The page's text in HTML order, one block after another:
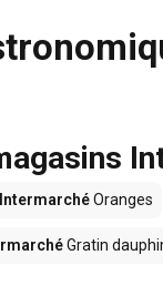
IntermarchéOranges
Gratin